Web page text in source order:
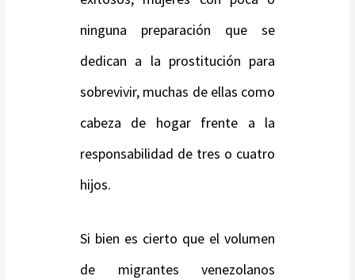
ninguna preparación que se
dedican a la prostitución para
sobrevivir, muchas de ellas como
cabeza de hogar frente a la
responsabilidad de tres o cuatro
hijos.
Si bien es cierto que el volumen
de migrantes venezolanos